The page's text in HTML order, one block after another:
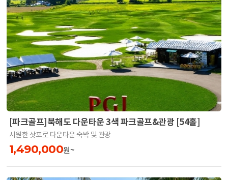
[파크골프]북해도 다운타운 3색 파크골프&관광 [54홀]
시원한 삿포로 다운타운 숙박 및 관광
1,490,000원~